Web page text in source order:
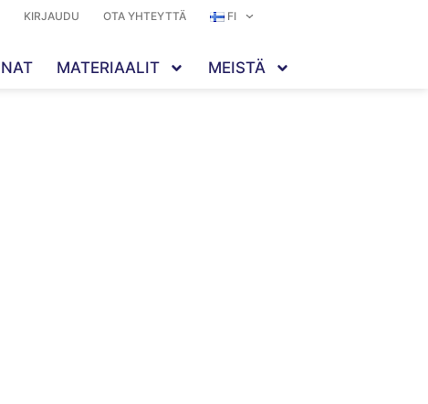
KIRJAUDU OTA YHTEYTTÄ FI
MATERIAALIT MEISTÄ